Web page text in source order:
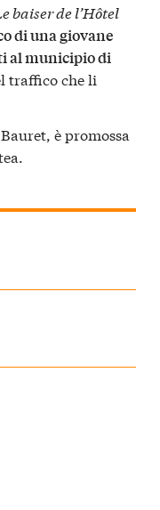
baiser de l’Hôtel
di una giovane
al municipio di
traffico che li
è promossa